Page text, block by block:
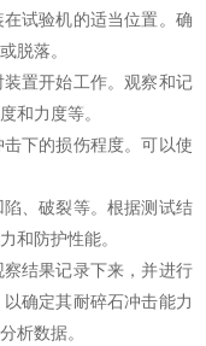
试验机的适当位置。确
脱落。
置开始工作。观察和记
和力度等。
下的损伤程度。可以使
、破裂等。根据测试结
和防护性能。
结果记录下来，并进行
确定其耐碎石冲击能力
析数据。